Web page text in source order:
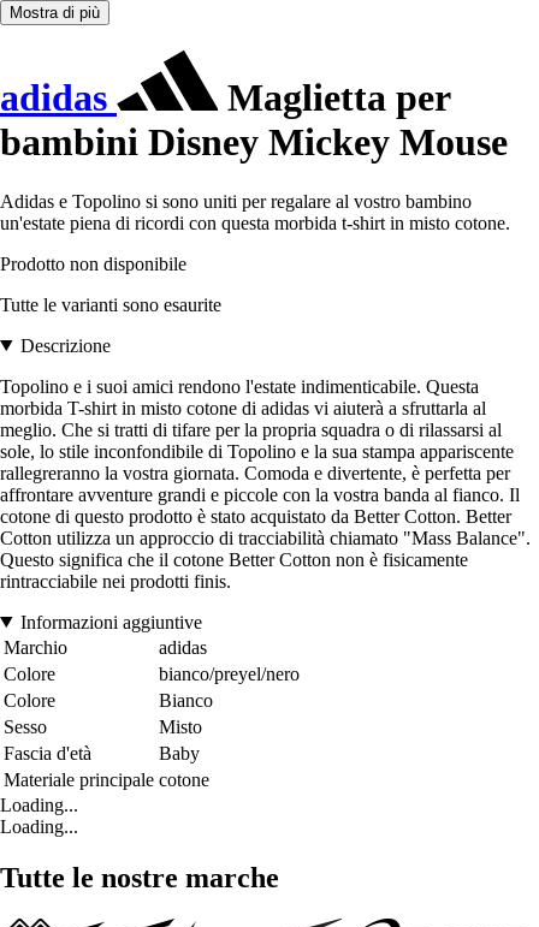
Mostra di più
adidas
Maglietta per
bambini Disney Mickey Mouse
Adidas e Topolino si sono uniti per regalare al vostro bambino
un'estate piena di ricordi con questa morbida t-shirt in misto cotone.
Prodotto non disponibile
Tutte le varianti sono esaurite
Descrizione
Topolino e i suoi amici rendono l'estate indimenticabile. Questa
morbida T-shirt in misto cotone di adidas vi aiuterà a sfruttarla al
meglio. Che si tratti di tifare per la propria squadra o di rilassarsi al
sole, lo stile inconfondibile di Topolino e la sua stampa appariscente
rallegreranno la vostra giornata. Comoda e divertente, è perfetta per
affrontare avventure grandi e piccole con la vostra banda al fianco. Il
cotone di questo prodotto è stato acquistato da Better Cotton. Better
Cotton utilizza un approccio di tracciabilità chiamato "Mass Balance".
Questo significa che il cotone Better Cotton non è fisicamente
rintracciabile nei prodotti finis.
Informazioni aggiuntive
Marchio
adidas
Colore
bianco/preyel/nero
Colore
Bianco
Sesso
Misto
Fascia d'età
Baby
Materiale principale cotone
Loading...
Loading...
Tutte le nostre marche